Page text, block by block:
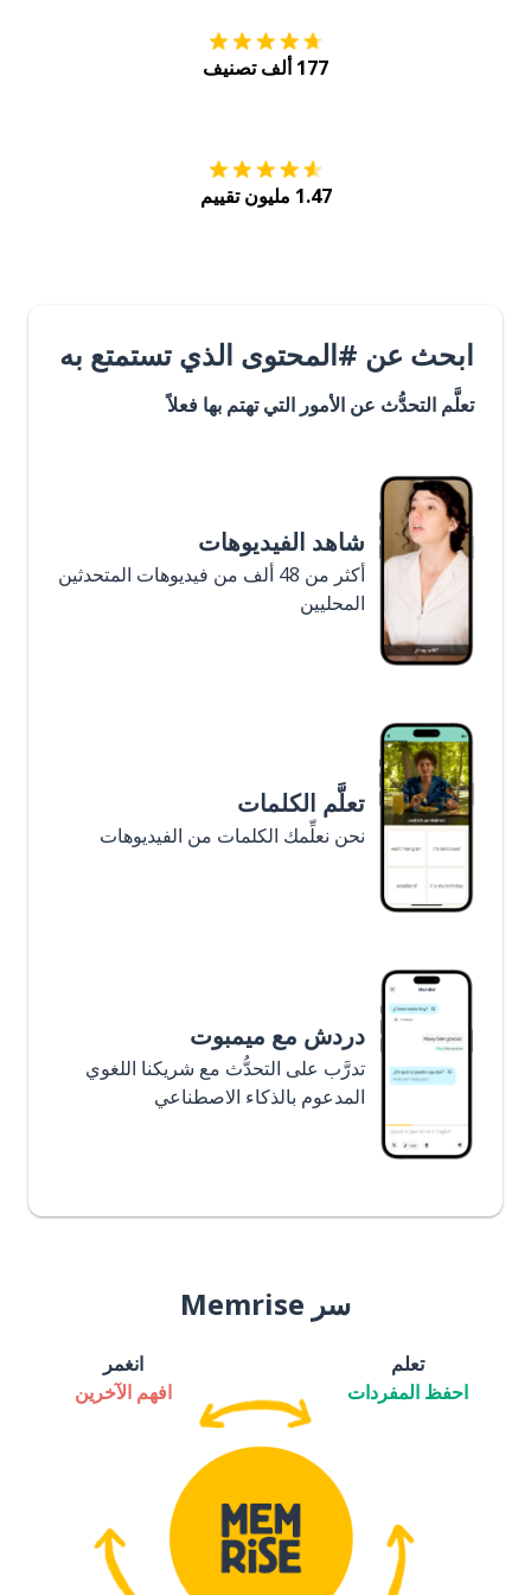
177 ألف تصنيف
1.47 مليون تقييم
ابحث عن #المحتوى الذي تستمتع به
تعلَّم التحدُّث عن الأمور التي تهتم بها فعلاً
شاهد الفيديوهات
أكثر من 48 ألف من فيديوهات المتحدثين
المحليين
تعلَّم الكلمات
نحن نعلِّمك الكلمات من الفيديوهات
دردش مع ميمبوت
تدرَّب على التحدُّث مع شريكنا اللغوي
المدعوم بالذكاء الاصطناعي
سر Memrise
تعلم
احفظ المفردات
انغمر
افهم الآخرين